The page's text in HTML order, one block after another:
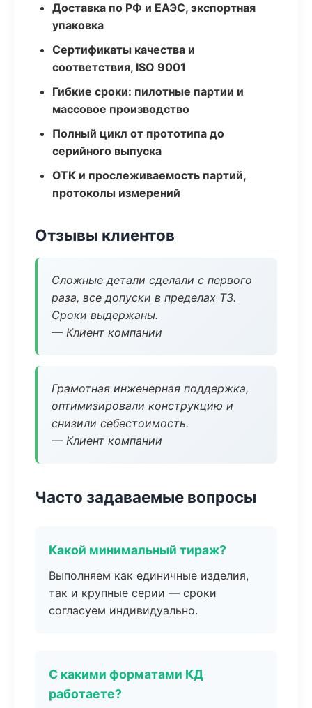
Доставка по РФ и ЕАЭС, экспортная
упаковка
Сертификаты качества и
соответствия, ISO 9001
Гибкие сроки: пилотные партии и
массовое производство
Полный цикл от прототипа до
серийного выпуска
ОТК и прослеживаемость партий,
протоколы измерений
Отзывы клиентов
Сложные детали сделали с первого
раза, все допуски в пределах ТЗ.
Сроки выдержаны.
— Клиент компании
Грамотная инженерная поддержка,
оптимизировали конструкцию и
снизили себестоимость.
— Клиент компании
Часто задаваемые вопросы
Какой минимальный тираж?
Выполняем как единичные изделия,
так и крупные серии — сроки
согласуем индивидуально.
С какими форматами КД
работаете?